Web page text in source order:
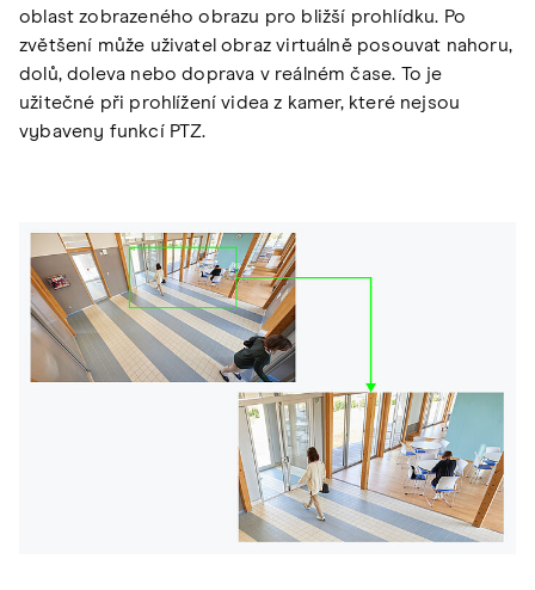
oblast zobrazeného obrazu pro bližší prohlídku. Po
zvětšení může uživatel obraz virtuálně posouvat nahoru,
dolů, doleva nebo doprava v reálném čase. To je
užitečné při prohlížení videa z kamer, které nejsou
vybaveny funkcí PTZ.